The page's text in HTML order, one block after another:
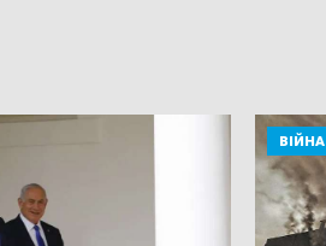
ВІЙНА